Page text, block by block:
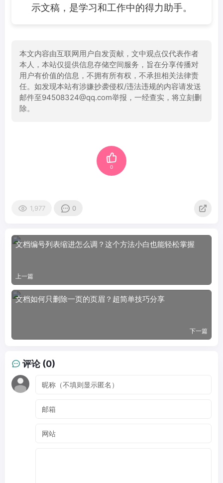
示文稿，是学习和工作中的得力助手。
本文内容由互联网用户自发贡献，文中观点仅代表作者
本人，本站仅提供信息存储空间服务，旨在分享传播对
用户有价值的信息，不拥有所有权，不承担相关法律责
任。如发现本站有涉嫌抄袭侵权/违法违规的内容请发送
邮件至94508324@qq.com举报，一经查实，将立刻删
除。
0
1,977 0
文档编号列表缩进怎么调？这个方法小白也能轻松掌握
上一篇
文档如何只删除一页的页眉？超简单技巧分享
下一篇
评论 (0)